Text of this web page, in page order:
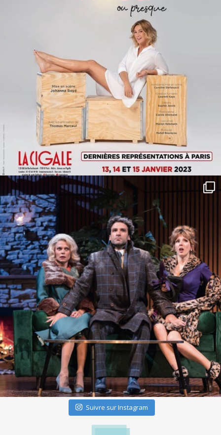
Suivre sur Instagram